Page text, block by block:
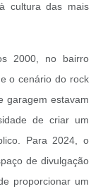
cultura das mais
2000, no bairro
o cenário do rock
garagem estavam
de criar um
Para 2024, o
de divulgação
proporcionar um